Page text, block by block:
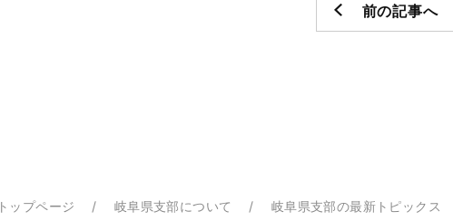
前の記事へ
トップページ 岐阜県支部について 岐阜県支部の最新トピックス